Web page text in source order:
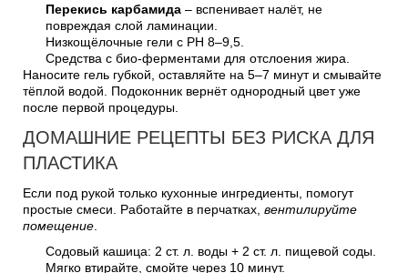
Перекись карбамида – вспенивает налёт, не
повреждая слой ламинации.
Низкощёлочные гели с РН 8–9,5.
Средства с био-ферментами для отслоения жира.
Наносите гель губкой, оставляйте на 5–7 минут и смывайте
тёплой водой. Подоконник вернёт однородный цвет уже
после первой процедуры.
ДОМАШНИЕ РЕЦЕПТЫ БЕЗ РИСКА ДЛЯ
ПЛАСТИКА
Если под рукой только кухонные ингредиенты, помогут
простые смеси. Работайте в перчатках, вентилируйте
помещение
Содовый кашица: 2 ст. л. воды + 2 ст. л. пищевой соды.
Мягко втирайте, смойте через 10 минут.